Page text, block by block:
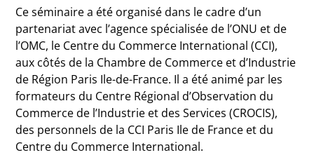
Ce séminaire a été organisé dans le cadre d’un
partenariat avec l’agence spécialisée de l’ONU et de
l’OMC, le Centre du Commerce International (CCI),
aux côtés de la Chambre de Commerce et d’Industrie
de Région Paris Ile-de-France. Il a été animé par les
formateurs du Centre Régional d’Observation du
Commerce de l’Industrie et des Services (CROCIS),
des personnels de la CCI Paris Ile de France et du
Centre du Commerce International.